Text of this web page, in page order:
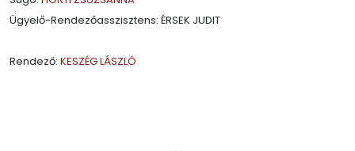
Ügyelő-Rendezőasszisztens: ÉRSEK JUDIT
Rendező: KESZÉG LÁSZLÓ